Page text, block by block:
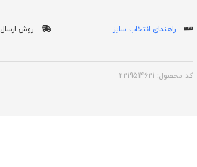
راهنمای انتخاب سایز روش ارسال
کد محصول: 2219514621